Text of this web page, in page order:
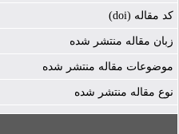
کد مقاله (doi)
زبان مقاله منتشر شده
موضوعات مقاله منتشر شده
نوع مقاله منتشر شده